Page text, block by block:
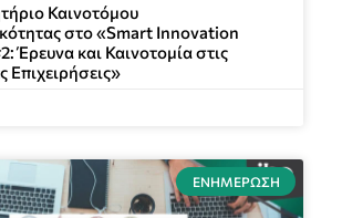
Καινοτόμου
στο «Smart Innovation
Έρευνα και Καινοτομία στις
Επιχειρήσεις»
ΕΝΗΜΈΡΩΣΗ